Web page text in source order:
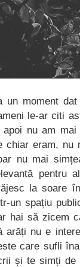
un moment
le-ar citi
apoi nu am
chiar eram, nu
nu mai
pentru
la soare
un spațiu
hai să zicem
arăți nu e
care sufli
și te simți de